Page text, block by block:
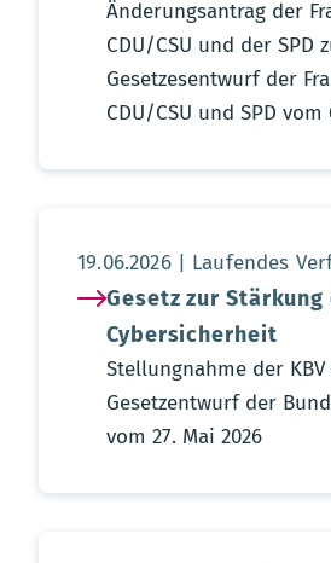
Änderungsantrag der
CDU/CSU und der SPD
Gesetzesentwurf der
CDU/CSU und SPD vom
Aktualisierungsdatum:
19.06.2026 Laufendes
Gesetz zur Stärkung
Cybersicherheit
Stellungnahme der KBV
Gesetzentwurf der
vom 27. Mai 2026